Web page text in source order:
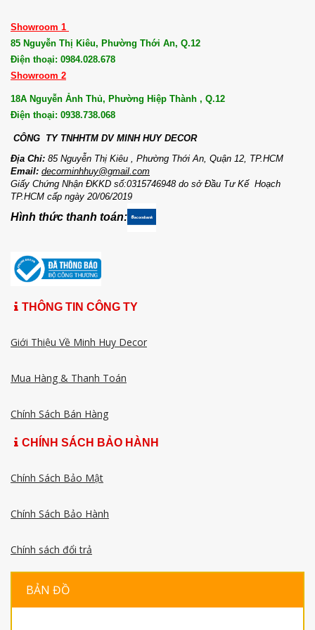
Showroom 1
85 Nguyễn Thị Kiêu, Phường Thới An, Q.12
Điện thoại: 0984.028.678
Showroom 2
18A Nguyễn Ảnh Thủ, Phường Hiệp Thành , Q.12
Điện thoại: 0938.738.068
CÔNG TY TNHHTM DV MINH HUY DECOR
Địa Chỉ: 85 Nguyễn Thị Kiêu , Phường Thới An, Quận 12, TP.HCM
Email: decorminhhuy@gmail.com
Giấy Chứng Nhận ĐKKD số:0315746948 do sở Đầu Tư Kế Hoạch
TP.HCM cấp ngày 20/06/2019
Hình thức thanh toán:
THÔNG TIN CÔNG TY
Giới Thiệu Về Minh Huy Decor
Mua Hàng & Thanh Toán
Chính Sách Bán Hàng
CHÍNH SÁCH BẢO HÀNH
Chính Sách Bảo Mật
Chính Sách Bảo Hành
Chính sách đổi trả
BẢN ĐỒ